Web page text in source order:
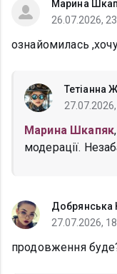
Марина
26.07.2026,
ознайомилась
Тетіанна
Марина Шкапяк
модерації.
Добрянська
27.07.2026,
продовження